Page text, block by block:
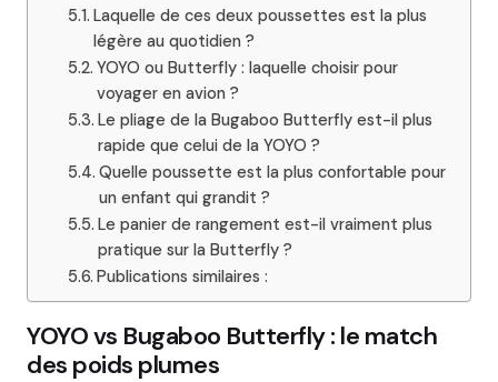
Laquelle de ces deux poussettes est la plus
légère au quotidien ?
YOYO ou Butterfly : laquelle choisir pour
voyager en avion ?
Le pliage de la Bugaboo Butterfly est-il plus
rapide que celui de la YOYO ?
Quelle poussette est la plus confortable pour
un enfant qui grandit ?
Le panier de rangement est-il vraiment plus
pratique sur la Butterfly ?
Publications similaires :
YOYO vs Bugaboo Butterfly : le match
des poids plumes